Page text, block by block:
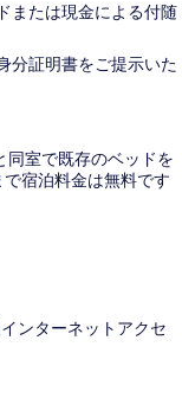
または現金による付随
分証明書をご提示いた
同室で既存のベッドを
宿泊料金は無料です
ンターネットアクセ